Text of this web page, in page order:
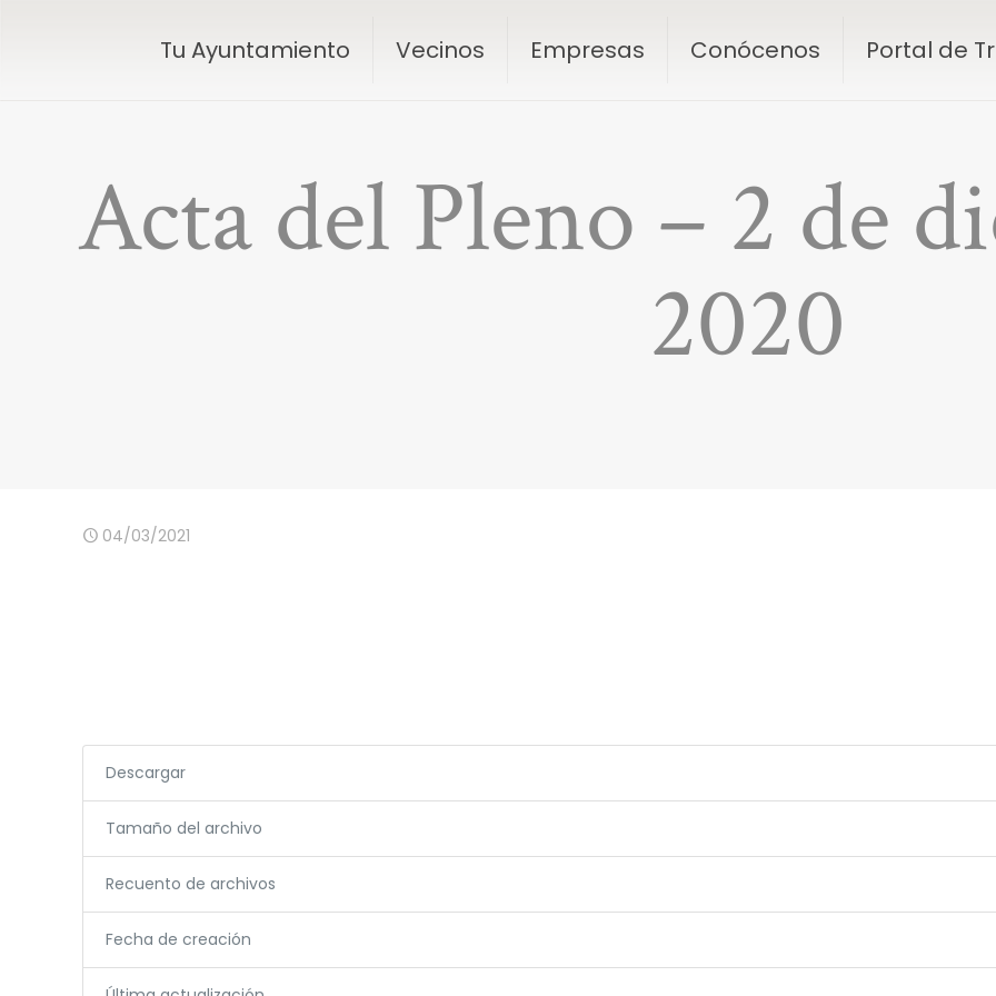
Tu Ayuntamiento Vecinos Empresas Conócenos Portal de
Acta del Pleno – 2 de
2020
04/03/2021
Descargar
Tamaño del archivo
Recuento de archivos
Fecha de creación